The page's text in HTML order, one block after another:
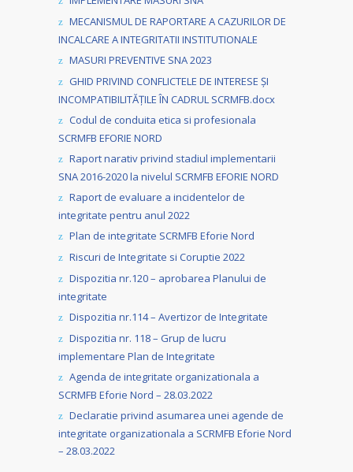
MECANISMUL DE RAPORTARE A CAZURILOR DE
INCALCARE A INTEGRITATII INSTITUTIONALE
MASURI PREVENTIVE SNA 2023
GHID PRIVIND CONFLICTELE DE INTERESE ȘI
INCOMPATIBILITĂȚILE ÎN CADRUL SCRMFB.docx
Codul de conduita etica si profesionala
SCRMFB EFORIE NORD
Raport narativ privind stadiul implementarii
SNA 2016-2020 la nivelul SCRMFB EFORIE NORD
Raport de evaluare a incidentelor de
integritate pentru anul 2022
Plan de integritate SCRMFB Eforie Nord
Riscuri de Integritate si Coruptie 2022
Dispozitia nr.120 – aprobarea Planului de
integritate
Dispozitia nr.114 – Avertizor de Integritate
Dispozitia nr. 118 – Grup de lucru
implementare Plan de Integritate
Agenda de integritate organizationala a
SCRMFB Eforie Nord – 28.03.2022
Declaratie privind asumarea unei agende de
integritate organizationala a SCRMFB Eforie Nord
– 28.03.2022